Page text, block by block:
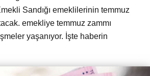
Sandığı emeklilerinin temmuz
emekliye temmuz zammı
yaşanıyor. İşte haberin